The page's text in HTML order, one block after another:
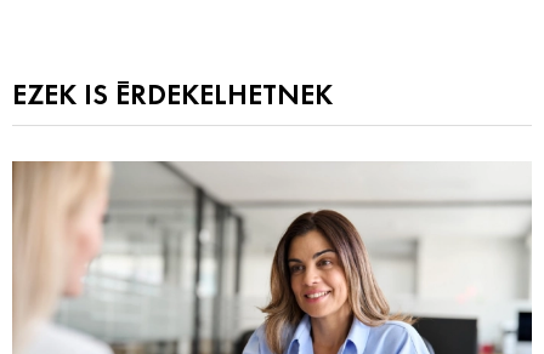
EZEK IS ÉRDEKELHETNEK